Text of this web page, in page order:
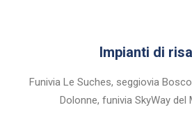
Impianti di
Funivia Le Suches, seggiovia
Dolonne, funivia SkyWay del